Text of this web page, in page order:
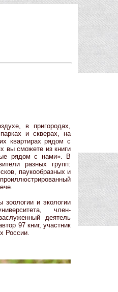
в пригородах,
и скверах, на
квартирах рядом с
вы сможете из книги
рядом с нами». В
разных групп:
паукообразных и
и экологии
член-
деятель
97 книг, участник
России.